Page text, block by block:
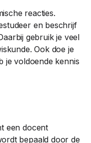
reacties.
en beschrijf
gebruik je veel
Ook doe je
je voldoende kennis
een docent
bepaald door de